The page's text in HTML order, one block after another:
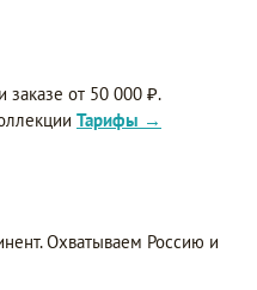
от 50 000 ₽.
Тарифы →
Охватываем Россию и